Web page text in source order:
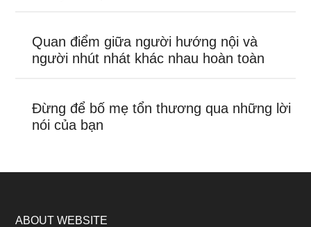
Quan điểm giữa người hướng nội và
người nhút nhát khác nhau hoàn toàn
Đừng để bố mẹ tổn thương qua những lời
nói của bạn
ABOUT WEBSITE